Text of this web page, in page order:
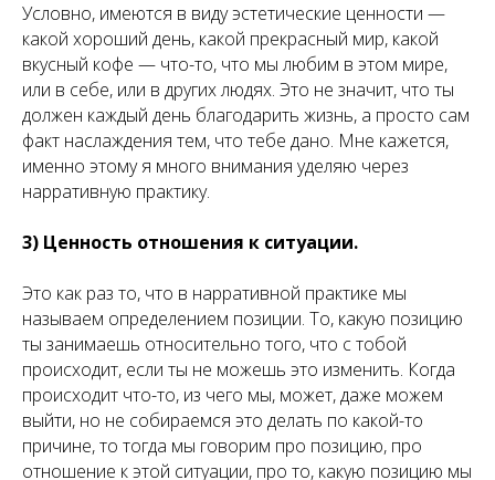
Условно, имеются в виду эстетические ценности —
какой хороший день, какой прекрасный мир, какой
вкусный кофе — что-то, что мы любим в этом мире,
или в себе, или в других людях. Это не значит, что ты
должен каждый день благодарить жизнь, а просто сам
факт наслаждения тем, что тебе дано. Мне кажется,
именно этому я много внимания уделяю через
нарративную практику.
3) Ценность отношения к ситуации.
Это как раз то, что в нарративной практике мы
называем определением позиции. То, какую позицию
ты занимаешь относительно того, что с тобой
происходит, если ты не можешь это изменить. Когда
происходит что-то, из чего мы, может, даже можем
выйти, но не собираемся это делать по какой-то
причине, то тогда мы говорим про позицию, про
отношение к этой ситуации, про то, какую позицию мы